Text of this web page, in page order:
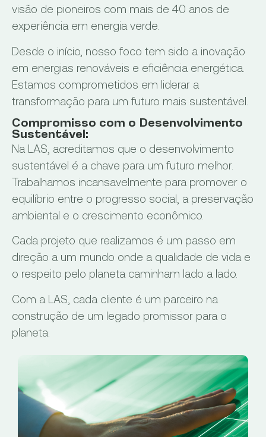
visão de pioneiros com mais de 40 anos de
experiência em energia verde.
Desde o início, nosso foco tem sido a inovação
em energias renováveis e eficiência energética.
Estamos comprometidos em liderar a
transformação para um futuro mais sustentável.
Compromisso com o Desenvolvimento
Sustentável:
Na LAS, acreditamos que o desenvolvimento
sustentável é a chave para um futuro melhor.
Trabalhamos incansavelmente para promover o
equilíbrio entre o progresso social, a preservação
ambiental e o crescimento econômico.
Cada projeto que realizamos é um passo em
direção a um mundo onde a qualidade de vida e
o respeito pelo planeta caminham lado a lado.
Com a LAS, cada cliente é um parceiro na
construção de um legado promissor para o
planeta.